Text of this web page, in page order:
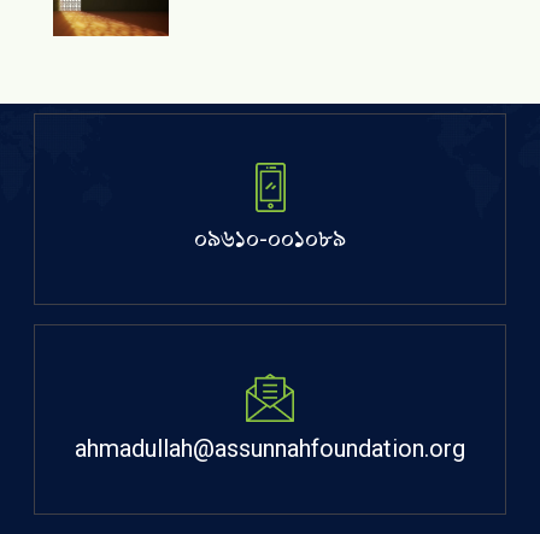
০৯৬১০-০০১০৮৯
ahmadullah@assunnahfoundation.org